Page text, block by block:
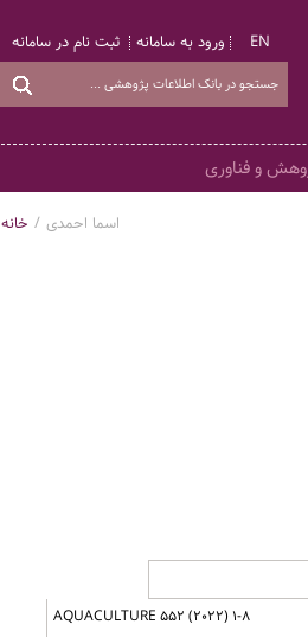
ثبت نام در سامانه ورود به سامانه EN
و فناوری
خانه / اسما احمدی
AQUACULTURE 552 (2022) 1-8